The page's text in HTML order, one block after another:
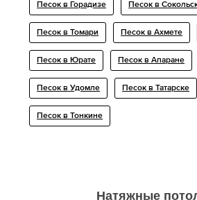
Песок в Горадизе Песок в
Песок в Томари Песок в Ахмете
Песок в Юрате Песок в Апаране
Песок в Удомле Песок в Татарске
Песок в Тонкине
Натяжные